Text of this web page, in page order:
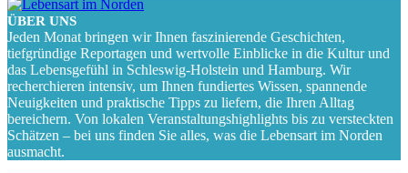
ÜBER UNS
Jeden Monat bringen wir Ihnen faszinierende Geschichten,
tiefgründige Reportagen und wertvolle Einblicke in die Kultur und
das Lebensgefühl in Schleswig-Holstein und Hamburg. Wir
recherchieren intensiv, um Ihnen fundiertes Wissen, spannende
Neuigkeiten und praktische Tipps zu liefern, die Ihren Alltag
bereichern. Von lokalen Veranstaltungshighlights bis zu versteckten
Schätzen – bei uns finden Sie alles, was die Lebensart im Norden
ausmacht.